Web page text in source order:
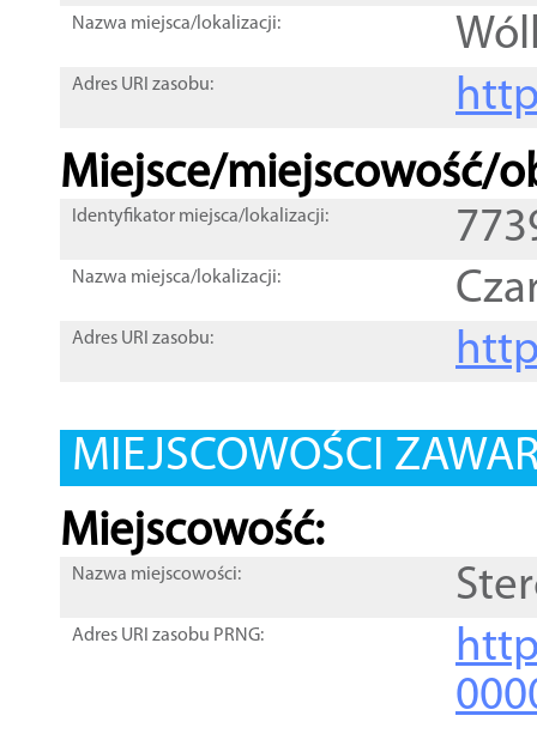
Nazwa miejsca/lokalizacji:
Adres URI zasobu:
Miejsce/miejscowość/
Identyfikator miejsca/lokalizacji:
Nazwa miejsca/lokalizacji:
Adres URI zasobu:
MIEJSCOWOŚCI
Miejscowość:
Nazwa miejscowości:
Adres URI zasobu PRNG: